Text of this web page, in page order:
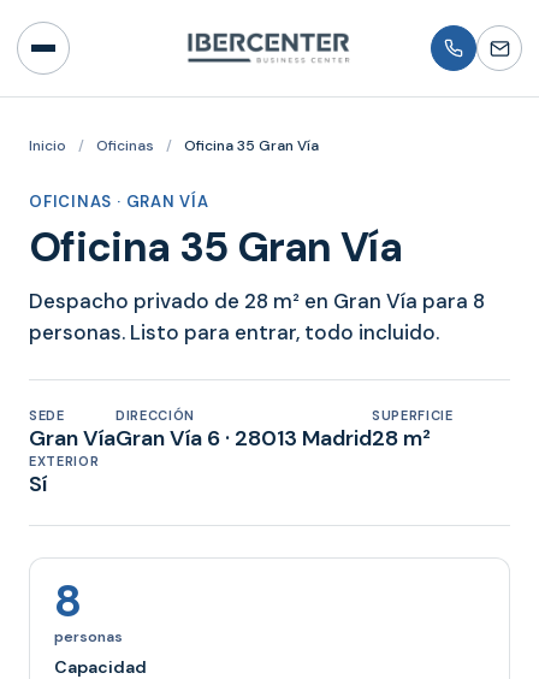
Inicio / Oficinas / Oficina 35 Gran Vía
OFICINAS · GRAN VÍA
Oficina 35 Gran Vía
Despacho privado de 28 m² en Gran Vía para 8
personas. Listo para entrar, todo incluido.
SEDE
Gran Vía
DIRECCIÓN
Gran Vía 6 · 28013 Madrid
SUPERFICIE
28 m²
EXTERIOR
Sí
8
personas
Capacidad